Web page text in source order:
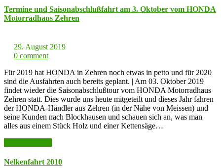
Termine und Saisonabschlußfahrt am 3. Oktober vom HONDA
Motorradhaus Zehren
29. August 2019
0 comment
Für 2019 hat HONDA in Zehren noch etwas in petto und für 2020
sind die Ausfahrten auch bereits geplant. | Am 03. Oktober 2019
findet wieder die Saisonabschlußtour vom HONDA Motorradhaus
Zehren statt. Dies wurde uns heute mitgeteilt und dieses Jahr fahren
der HONDA-Händler aus Zehren (in der Nähe von Meissen) und
seine Kunden nach Blockhausen und schauen sich an, was man
alles aus einem Stück Holz und einer Kettensäge…
Nelkenfahrt 2010